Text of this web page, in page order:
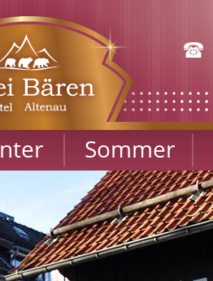
Sommer